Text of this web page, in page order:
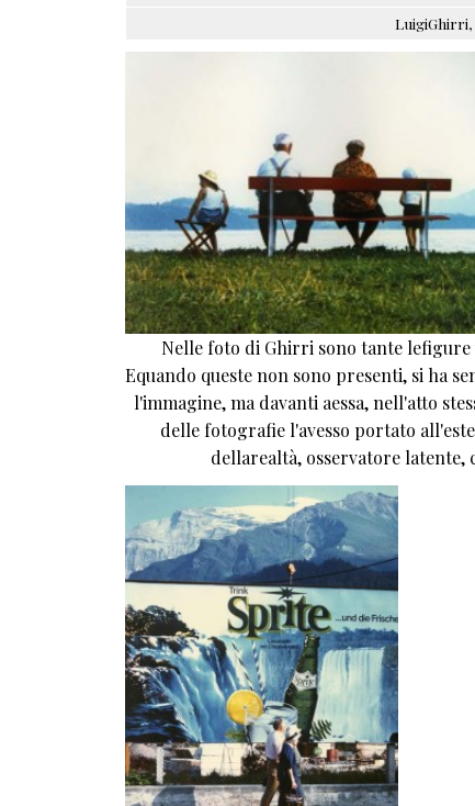
LuigiGhirri,
Nelle foto di Ghirri sono tante
Equando queste non sono presenti, si ha
l'immagine, ma davanti aessa, nell'atto
delle fotografie l'avesso portato
dellarealtà, osservatore latente,